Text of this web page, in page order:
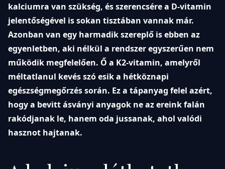
kalciumra van szükség, és szerencsére a D-vitamin
jelentőségével is sokan tisztában vannak már.
Azonban van egy harmadik szereplő is ebben az
egyenletben, aki nélkül a rendszer egyszerűen nem
működik megfelelően. Ő a K2-vitamin, amelyről
méltatlanul kevés szó esik a hétköznapi
egészségmegőrzés során. Ez a tápanyag felel azért,
hogy a bevitt ásványi anyagok ne az ereink falán
rakódjanak le, hanem oda jussanak, ahol valódi
hasznot hajtanak.